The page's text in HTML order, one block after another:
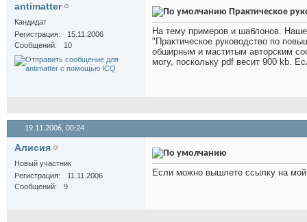
antimatter
Кандидат
Регистрация
15.11.2006
Сообщений
10
Практическое
На тему примеров и шаблонов.
"Практическое руководство по
обширным и маститым авторским
могу, поскольку pdf весит 900 kb.
19.11.2006, 00:24
Алисия
Новый участник
Регистрация
11.11.2006
Сообщений
9
Если можно вышлете ссылку на